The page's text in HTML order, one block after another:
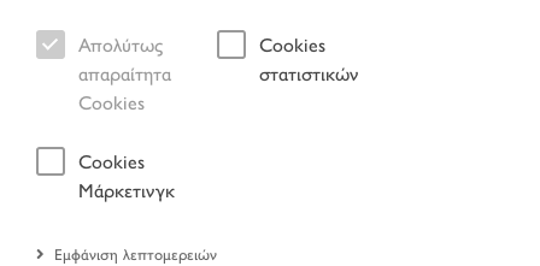
Σελίδα έναρξης
Αποτέλεσμα αναζήτησης
Απολύτως
απαραίτητα
Cookies
Cookies
στατιστικών
Cookies
Μάρκετινγκ
Εμφάνιση λεπτομερειών